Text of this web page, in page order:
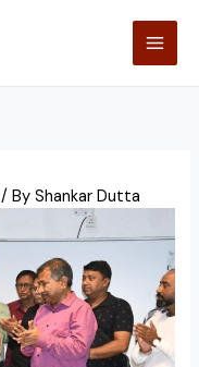
/ ByShankar Dutta